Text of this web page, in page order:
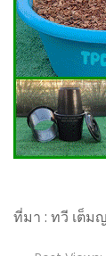
ที่มา : ทวี เต็ม